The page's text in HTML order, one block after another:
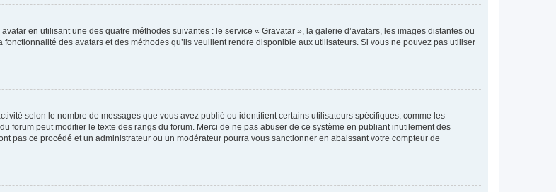
en utilisant une des quatre méthodes suivantes : le service « Gravatar », la galerie d’avatars, les images distantes ou
des avatars et des méthodes qu’ils veuillent rendre disponible aux utilisateurs. Si vous ne pouvez pas utiliser
selon le nombre de messages que vous avez publié ou identifient certains utilisateurs spécifiques, comme les
forum peut modifier le texte des rangs du forum. Merci de ne pas abuser de ce système en publiant inutilement des
pas ce procédé et un administrateur ou un modérateur pourra vous sanctionner en abaissant votre compteur de